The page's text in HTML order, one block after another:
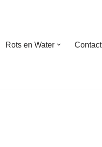
Rots en Water Contact